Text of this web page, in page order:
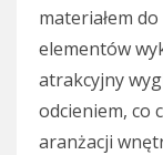
materiałem
elementów
atrakcyjny
odcieniem, co
aranżacji